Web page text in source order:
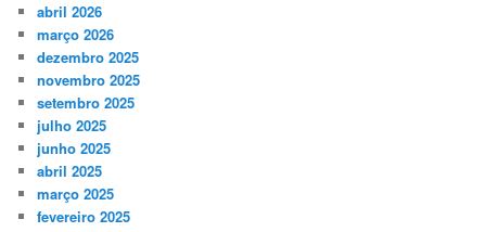
abril 2026
março 2026
dezembro 2025
novembro 2025
setembro 2025
julho 2025
junho 2025
abril 2025
março 2025
fevereiro 2025